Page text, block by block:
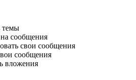
темы
на сообщения
свои сообщения
сообщения
вложения